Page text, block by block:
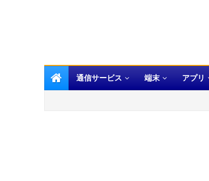
通信サービス 端末 アプリ